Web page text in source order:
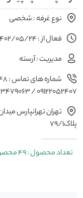
نوع غرفه : شخصی
فعال از : 1402/05/24
مدیریت : آرسته
09122052407 / 09123479063
تهران تهرانپارس
پلاک79/1
تعداد محصول : 49 محصول